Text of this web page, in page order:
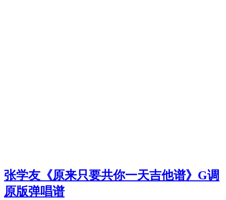
张学友《原来只要共你一天吉他谱》G调
原版弹唱谱